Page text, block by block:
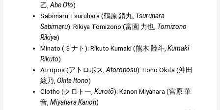
乙 Abe Oto)
Sabimaru Tsuruhara (鶴原 錆丸 Tsuruhara
Sabimaru): Rikiya Tomizono (富園 力也 Tomizono
Rikiya)
Minato (ミナト): Rikuto Kumaki (熊木 陸斗 Kumaki
Rikuto)
Atropos (アトロポス Atoroposu): Itono Okita (沖田
絃乃 Okita Itono)
Clotho (クロトー Kurotō): Kanon Miyahara (宮原 華
音 Miyahara Kanon)